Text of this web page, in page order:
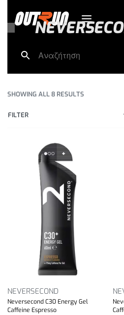
SHOWING ALL 8 RESULTS
FILTER
NEVERSECOND
Neversecond C30 Energy Gel
Caffeine Espresso